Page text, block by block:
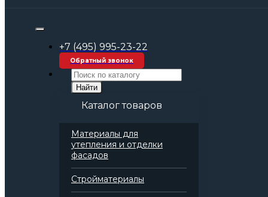
+7 (495) 995-23-22
Обратный звонок
Найти
Каталог товаров
Материалы для
утепления и отделки
фасадов
Стройматериалы
Комплексные решения и системы
ТН-КРОВЛЯ Титан